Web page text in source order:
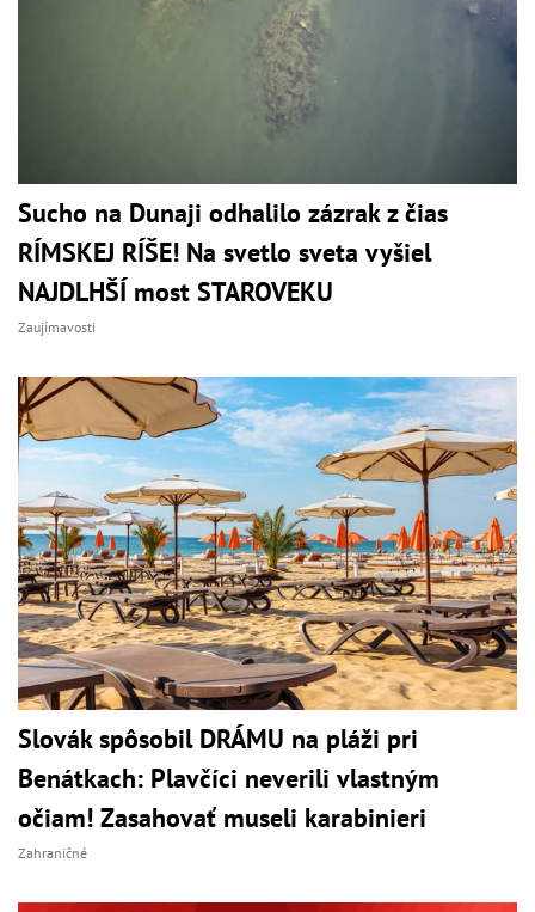
Sucho na Dunaji odhalilo zázrak z čias
RÍMSKEJ RÍŠE! Na svetlo sveta vyšiel
NAJDLHŠÍ most STAROVEKU
Zaujímavosti
Slovák spôsobil DRÁMU na pláži pri
Benátkach: Plavčíci neverili vlastným
očiam! Zasahovať museli karabinieri
Zahraničné